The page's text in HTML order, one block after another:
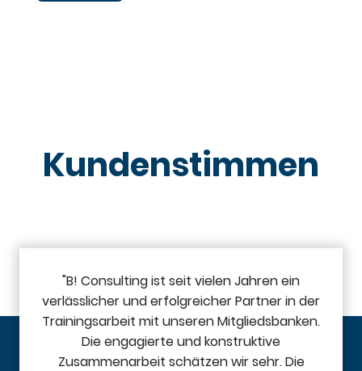
Kundenstimmen
"B! Consulting ist seit vielen Jahren ein
verlässlicher und erfolgreicher Partner in der
Trainingsarbeit mit unseren Mitgliedsbanken.
Die engagierte und konstruktive
Zusammenarbeit schätzen wir sehr. Die